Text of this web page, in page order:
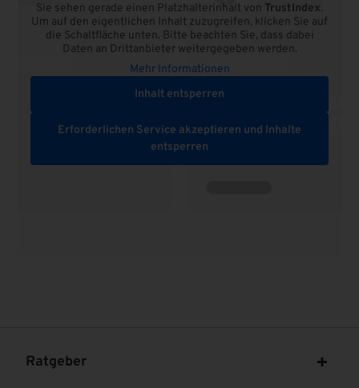
Sie sehen gerade einen Platzhalterinhalt von TrustIndex.
Um auf den eigentlichen Inhalt zuzugreifen, klicken Sie auf
die Schaltfläche unten. Bitte beachten Sie, dass dabei
Daten an Drittanbieter weitergegeben werden.
Mehr Informationen
Inhalt entsperren
Erforderlichen Service akzeptieren und Inhalte
entsperren
Ratgeber